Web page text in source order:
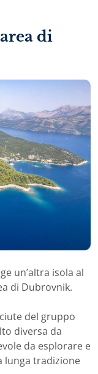
di
un’altra isola al
di Dubrovnik.
del gruppo
diversa da
da esplorare e
lunga tradizione